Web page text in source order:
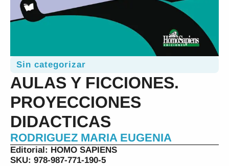
Sin categorizar
AULAS Y FICCIONES.
PROYECCIONES
DIDACTICAS
RODRIGUEZ MARIA EUGENIA
Editorial: HOMO SAPIENS
SKU: 978-987-771-190-5